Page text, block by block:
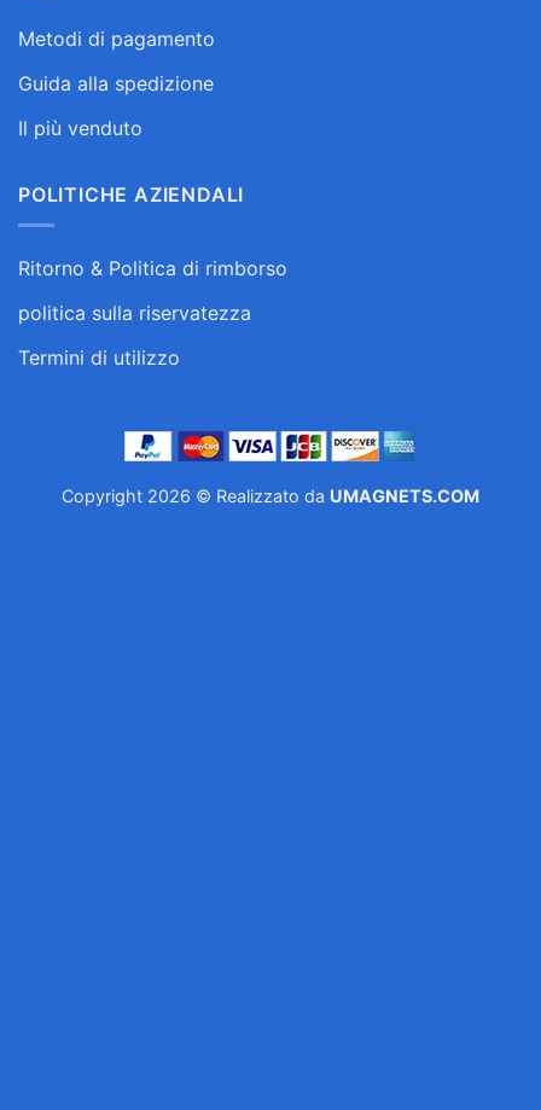
Metodi di pagamento
Guida alla spedizione
Il più venduto
POLITICHE AZIENDALI
Ritorno & Politica di rimborso
politica sulla riservatezza
Termini di utilizzo
Copyright 2026 © Realizzato da UMAGNETS.COM